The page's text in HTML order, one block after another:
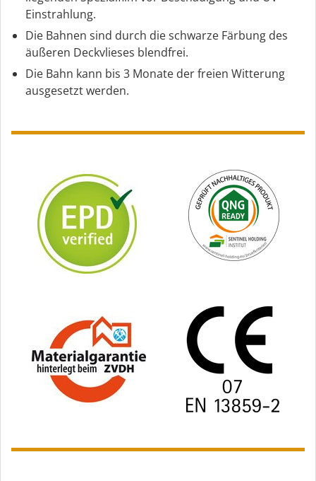
Einstrahlung.
Die Bahnen sind durch die schwarze Färbung des
äußeren Deckvlieses blendfrei.
Die Bahn kann bis 3 Monate der freien Witterung
ausgesetzt werden.